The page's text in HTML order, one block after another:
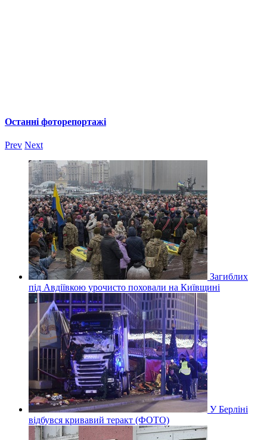
Останні фоторепортажі
Prev Next
Загиблих
під Авдіївкою урочисто поховали на Київщині
У Берліні
відбувся кривавий теракт (ФОТО)